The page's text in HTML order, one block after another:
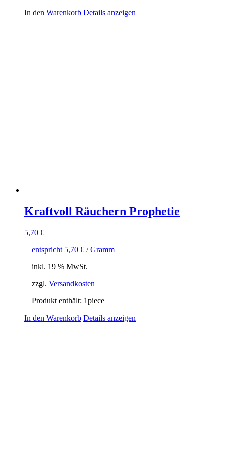
In den Warenkorb Details anzeigen
Kraftvoll Räuchern Prophetie
5,70 €
entspricht 5,70 € / Gramm
inkl. 19 % MwSt.
zzgl. Versandkosten
Produkt enthält: 1piece
In den Warenkorb Details anzeigen